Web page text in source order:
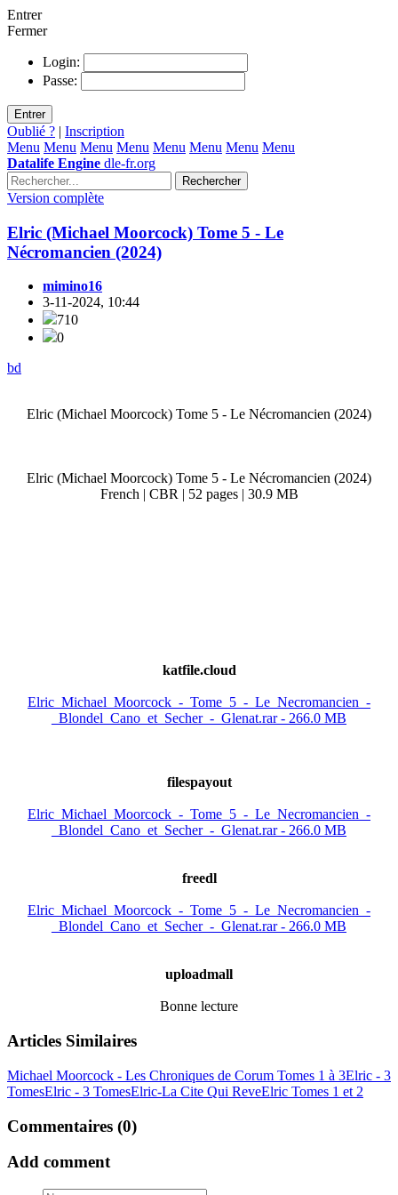
Entrer
Fermer
Login:
Passe:
Entrer
Oublié ? | Inscription
Menu Menu Menu Menu Menu Menu Menu Menu
Datalife Engine dle-fr.org
Rechercher
Version complète
Elric (Michael Moorcock) Tome 5 - Le
Nécromancien (2024)
mimino16
3-11-2024, 10:44
710
0
bd
Elric (Michael Moorcock) Tome 5 - Le Nécromancien (2024)
Elric (Michael Moorcock) Tome 5 - Le Nécromancien (2024)
French | CBR | 52 pages | 30.9 MB
katfile.cloud
Elric_Michael_Moorcock_-_Tome_5_-_Le_Necromancien_-
_Blondel_Cano_et_Secher_-_Glenat.rar - 266.0 MB
filespayout
Elric_Michael_Moorcock_-_Tome_5_-_Le_Necromancien_-
_Blondel_Cano_et_Secher_-_Glenat.rar - 266.0 MB
freedl
Elric_Michael_Moorcock_-_Tome_5_-_Le_Necromancien_-
_Blondel_Cano_et_Secher_-_Glenat.rar - 266.0 MB
uploadmall
Bonne lecture
Articles Similaires
Michael Moorcock - Les Chroniques de Corum Tomes 1 à 3Elric - 3
TomesElric - 3 TomesElric-La Cite Qui ReveElric Tomes 1 et 2
Commentaires (0)
Add comment